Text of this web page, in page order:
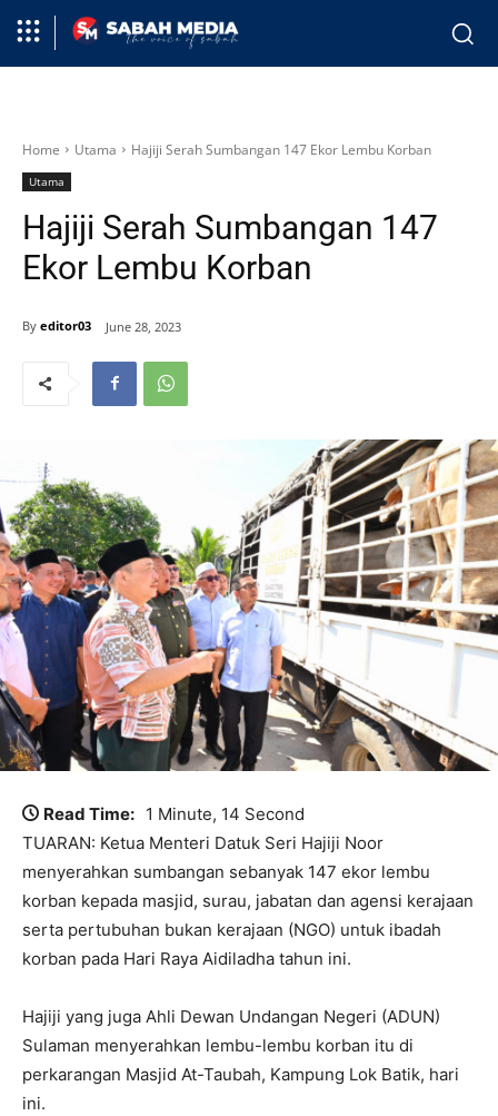
Home Utama Hajiji Serah Sumbangan 147 Ekor Lembu Korban
Utama
Hajiji Serah Sumbangan 147
Ekor Lembu Korban
By editor03 June 28, 2023
Read Time: 1 Minute, 14 Second
TUARAN: Ketua Menteri Datuk Seri Hajiji Noor
menyerahkan sumbangan sebanyak 147 ekor lembu
korban kepada masjid, surau, jabatan dan agensi kerajaan
serta pertubuhan bukan kerajaan (NGO) untuk ibadah
korban pada Hari Raya Aidiladha tahun ini.
Hajiji yang juga Ahli Dewan Undangan Negeri (ADUN)
Sulaman menyerahkan lembu-lembu korban itu di
perkarangan Masjid At-Taubah, Kampung Lok Batik, hari
ini.